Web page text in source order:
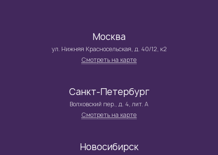
Москва
ул. Нижняя Красносельская, д. 40/12, к2
Смотреть на карте
Санкт-Петербург
Волховский пер., д. 4, лит. А
Смотреть на карте
Новосибирск